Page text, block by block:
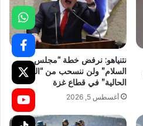
نتنياهو: نرفض خطة “مجلس
السلام” ولن ننسحب من “الخطوط
الحالية” في قطاع غزة
أغسطس 5, 2026